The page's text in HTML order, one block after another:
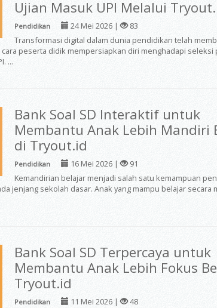
Ujian Masuk UPI Melalui
Pendidikan 24 Mei 2026 |
83
Transformasi digital dalam dunia pendidikan telah
peserta didik mempersiapkan diri menghadapi seleksi
...
Bank Soal SD Interaktif untuk
Membantu Anak Lebih Mandiri
di Tryout.id
Pendidikan 16 Mei 2026 |
91
Kemandirian belajar menjadi salah satu kemampuan
jenjang sekolah dasar. Anak yang mampu belajar secara
Bank Soal SD Terpercaya untuk
Membantu Anak Lebih Fokus
Tryout.id
Pendidikan 11 Mei 2026 |
48